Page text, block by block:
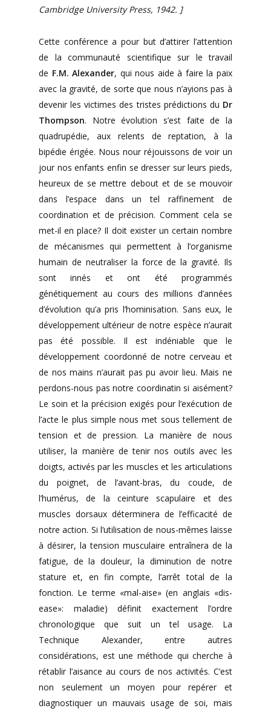
Cambridge University Press, 1942. ]
Cette conférence a pour but d’attirer l’attention
de la communauté scientifique sur le travail
de F.M. Alexander, qui nous aide à faire la paix
avec la gravité, de sorte que nous n’ayions pas à
devenir les victimes des tristes prédictions du Dr
Thompson. Notre évolution s’est faite de la
quadrupédie, aux relents de reptation, à la
bipédie érigée. Nous nour réjouissons de voir un
jour nos enfants enfin se dresser sur leurs pieds,
heureux de se mettre debout et de se mouvoir
dans l’espace dans un tel raffinement de
coordination et de précision. Comment cela se
met-il en place? Il doit exister un certain nombre
de mécanismes qui permettent à l’organisme
humain de neutraliser la force de la gravité. Ils
sont innés et ont été programmés
génétiquement au cours des millions d’années
d’évolution qu’a pris l’hominisation. Sans eux, le
développement ultérieur de notre espèce n’aurait
pas été possible. Il est indéniable que le
développement coordonné de notre cerveau et
de nos mains n’aurait pas pu avoir lieu. Mais ne
perdons-nous pas notre coordinatin si aisément?
Le soin et la précision exigés pour l’exécution de
l’acte le plus simple nous met sous tellement de
tension et de pression. La manière de nous
utiliser, la manière de tenir nos outils avec les
doigts, activés par les muscles et les articulations
du poignet, de l’avant-bras, du coude, de
l’humérus, de la ceinture scapulaire et des
muscles dorsaux déterminera de l’efficacité de
notre action. Si l’utilisation de nous-mêmes laisse
à désirer, la tension musculaire entraînera de la
fatigue, de la douleur, la diminution de notre
stature et, en fin compte, l’arrêt total de la
fonction. Le terme «mal-aise» (en anglais «dis-
ease»: maladie) définit exactement l’ordre
chronologique que suit un tel usage. La
Technique Alexander, entre autres
considérations, est une méthode qui cherche à
rétablir l’aisance au cours de nos activités. C’est
non seulement un moyen pour repérer et
diagnostiquer un mauvais usage de soi, mais